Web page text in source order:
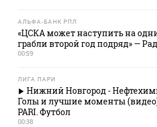
АЛЬФА-БАНК РПЛ
«ЦСКА может наступить на
грабли второй год подряд» —
00:59
ЛИГА ПАРИ
Нижний Новгород -
Голы и лучшие моменты
PARI. Футбол
00:38